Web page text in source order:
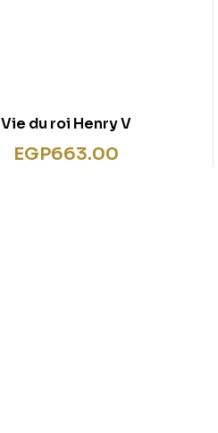
Vie du roi Henry V
EGP663.00